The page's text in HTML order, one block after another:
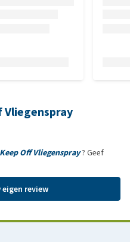
Vliegenspray
Off Vliegenspray? Geef
review